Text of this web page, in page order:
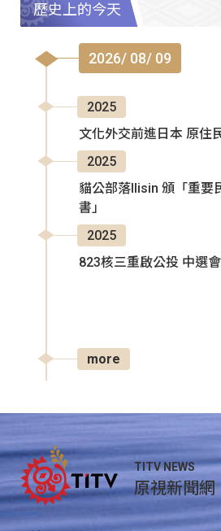
歷史上的今天
2026/ 08/ 09
2025
文化外交前進日本 原住
2025
貓公部落Ilisin 頒「重要
書」
2025
823核三重啟公投 中選
more
TITV NEWS
原視新聞網